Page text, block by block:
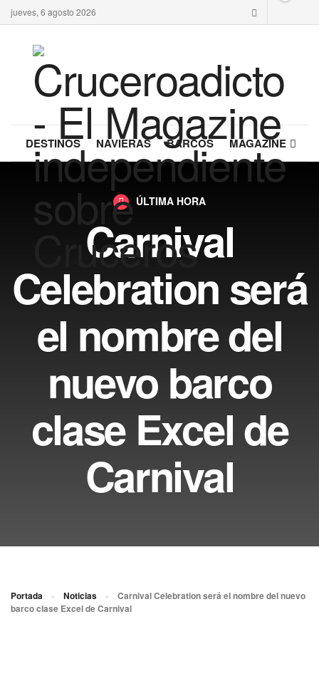
jueves, 6 agosto 2026
DESTINOS NAVIERAS BARCOS MAGAZINE
ÚLTIMA HORA
Carnival
Celebration será
el nombre del
nuevo barco
clase Excel de
Carnival
Portada » Noticias »
Carnival Celebration será el nombre del nuevo
barco clase Excel de Carnival